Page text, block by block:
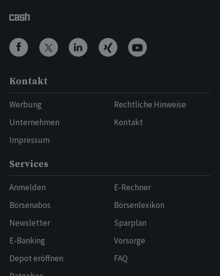
Kontakt
Werbung
Unternehmen
Impressum
Rechtliche Hinweise
Kontakt
Services
Anmelden
Börsenabos
Newsletter
E-Banking
Depot eröffnen
E-Rechner
Börsenlexikon
Sparplan
Vorsorge
FAQ